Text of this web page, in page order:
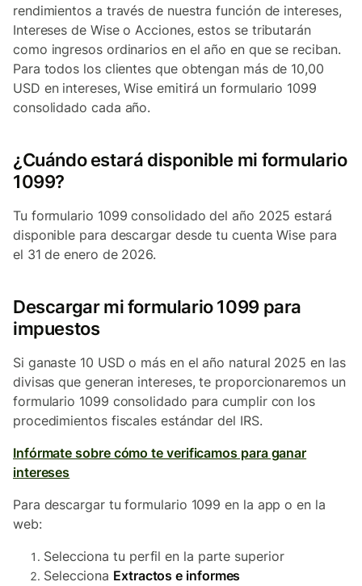
rendimientos a través de nuestra función de intereses,
Intereses de Wise o Acciones, estos se tributarán
como ingresos ordinarios en el año en que se reciban.
Para todos los clientes que obtengan más de 10,00
USD en intereses, Wise emitirá un formulario 1099
consolidado cada año.
¿Cuándo estará disponible mi formulario
1099?
Tu formulario 1099 consolidado del año 2025 estará
disponible para descargar desde tu cuenta Wise para
el 31 de enero de 2026.
Descargar mi formulario 1099 para
impuestos
Si ganaste 10 USD o más en el año natural 2025 en las
divisas que generan intereses, te proporcionaremos un
formulario 1099 consolidado para cumplir con los
procedimientos fiscales estándar del IRS.
Infórmate sobre cómo te verificamos para ganar
intereses
Para descargar tu formulario 1099 en la app o en la
web:
Selecciona tu perfil en la parte superior
Selecciona Extractos e informes